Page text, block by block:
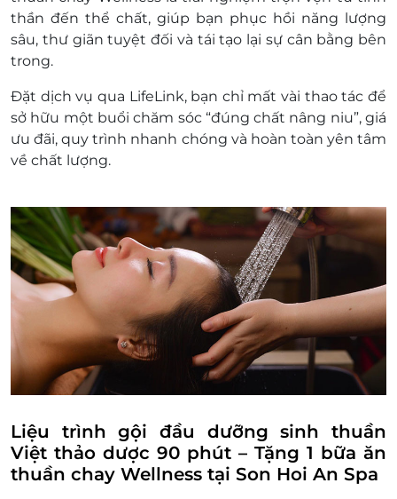
được phục vụ tốt nhất. Son Hoi An Spa không
nhận khách hàng đến trực tiếp nếu chưa đăng
ký đặt chỗ trước. Mong quý khách thông cảm
Thành phố Đà Nẵng
Điều kiện khác:
Một khách hàng được mua nhiều e-
Voucher/e-Coupon
Không áp dụng đồng thời cùng lúc với các
chương trình khuyến mại khác.
thần đến thể chất, giúp bạn phục hồi năng lượng
sâu, thư giãn tuyệt đối và tái tạo lại sự cân bằng bên
trong.
Đặt dịch vụ qua LifeLink, bạn chỉ mất vài thao tác để
sở hữu một buổi chăm sóc “đúng chất nâng niu”, giá
ưu đãi, quy trình nhanh chóng và hoàn toàn yên tâm
về chất lượng.
Liệu trình gội đầu dưỡng sinh thuần
Việt thảo dược 90 phút – Tặng 1 bữa ăn
thuần chay Wellness tại Son Hoi An Spa